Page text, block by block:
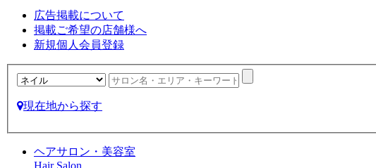
広告掲載について
掲載ご希望の店舗様へ
新規個人会員登録
現在地から探す
ヘアサロン・美容室